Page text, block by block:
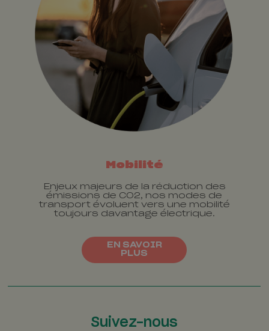
Mobilité
Enjeux majeurs de la réduction des
émissions de CO2, nos modes de
transport évoluent vers une mobilité
toujours davantage électrique.
EN SAVOIR
PLUS
Suivez-nous